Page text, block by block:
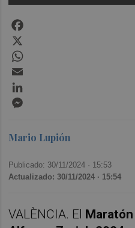
Mario Lupión
Publicado: 30/11/2024 · 15:53
Actualizado: 30/11/2024 · 15:54
VALÈNCIA. El